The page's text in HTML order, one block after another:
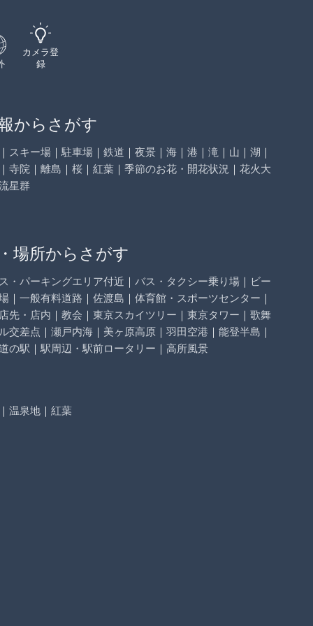
カメラ登
録
からさがす
｜ スキー場 ｜ 駐車場 ｜ 鉄道 ｜ 夜景 ｜ 海 ｜ 港 ｜ 滝 ｜ 山 ｜ 湖 ｜
｜ 寺院 ｜ 離島 ｜ 桜 ｜ 紅葉 ｜ 季節のお花・開花状況 ｜ 花火大
星群
場所からさがす
・パーキングエリア付近 ｜ バス・タクシー乗り場 ｜ ビー
｜ 一般有料道路 ｜ 佐渡島 ｜ 体育館・スポーツセンター ｜
店先・店内 ｜ 教会 ｜ 東京スカイツリー ｜ 東京タワー ｜ 歌舞
交差点 ｜ 瀬戸内海 ｜ 美ヶ原高原 ｜ 羽田空港 ｜ 能登半島 ｜
の駅 ｜ 駅周辺・駅前ロータリー ｜ 高所風景
｜ 温泉地 ｜ 紅葉